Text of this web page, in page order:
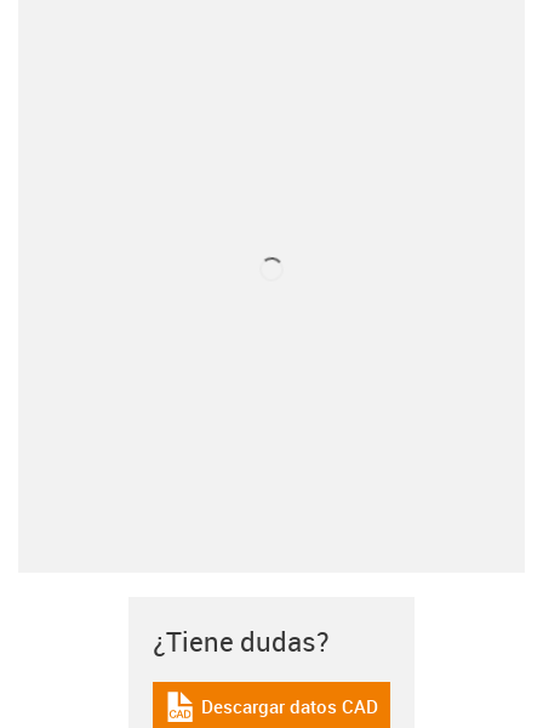
¿Tiene dudas?
igus-icon-cad-dateien
Descargar datos CAD